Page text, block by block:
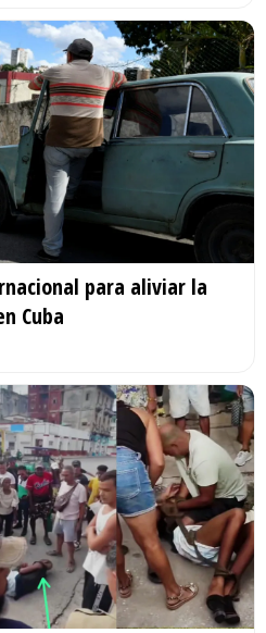
para aliviar la
Cuba